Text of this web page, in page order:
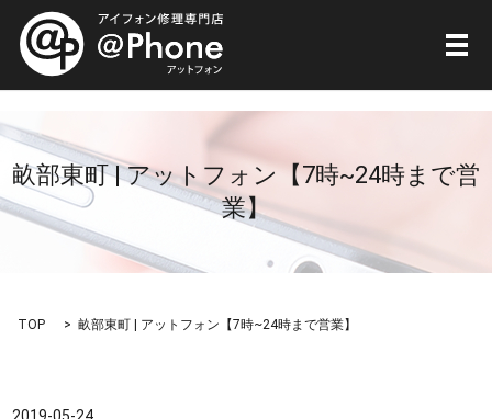
メ
畝部東町 | アットフォン【7時~24時まで営
業】
TOP 畝部東町 | アットフォン【7時~24時まで営業】